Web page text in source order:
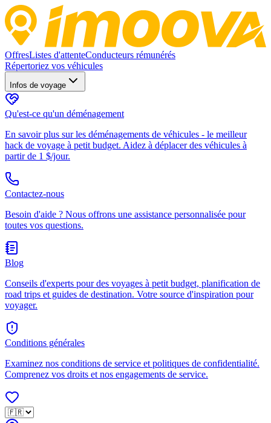
OffresListes d'attenteConducteurs rémunérés
Répertoriez vos véhicules
Infos de voyage
Qu'est-ce qu'un déménagement
En savoir plus sur les déménagements de véhicules - le meilleur
hack de voyage à petit budget. Aidez à déplacer des véhicules à
partir de 1 $/jour.
Contactez-nous
Besoin d'aide ? Nous offrons une assistance personnalisée pour
toutes vos questions.
Blog
Conseils d'experts pour des voyages à petit budget, planification de
road trips et guides de destination. Votre source d'inspiration pour
voyager.
Conditions générales
Examinez nos conditions de service et politiques de confidentialité.
Comprenez vos droits et nos engagements de service.